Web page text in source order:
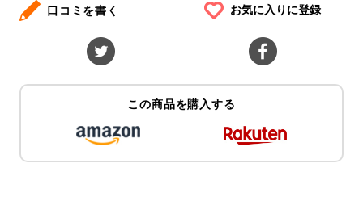
口コミを書く お気に入りに登録
この商品を購入する